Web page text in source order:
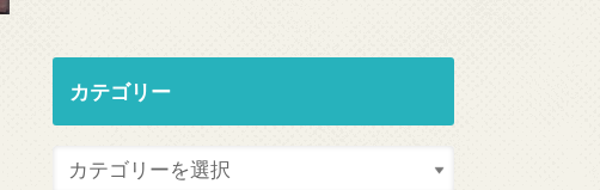
カテゴリー